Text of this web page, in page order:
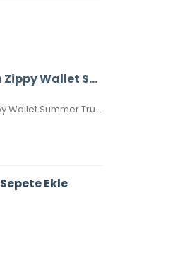
Louis Vuitton Zippy Wallet Summer Trunk İthal Cüzdan
Louis Vuitton Zippy Wallet Summer Trunk ithal cüzdan, seri numaralı, kutulu, toz torbalı, sertifikalı, ebatı 20x11cm.
Sepete Ekle